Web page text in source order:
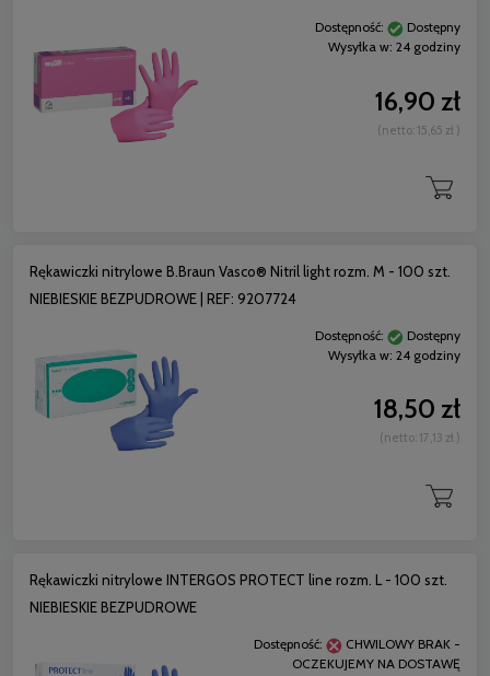
Dostępność:
Dostępny
Wysyłka w: 24 godziny
16,90 zł
(netto: 15,65 zł )
Rękawiczki nitrylowe B.Braun Vasco® Nitril light rozm. M - 100 szt.
NIEBIESKIE BEZPUDROWE | REF: 9207724
Dostępność:
Dostępny
Wysyłka w: 24 godziny
18,50 zł
(netto: 17,13 zł )
Rękawiczki nitrylowe INTERGOS PROTECT line rozm. L - 100 szt.
NIEBIESKIE BEZPUDROWE
Dostępność:
CHWILOWY BRAK -
OCZEKUJEMY NA DOSTAWĘ